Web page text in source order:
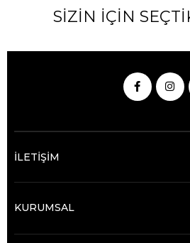
SIZIN İÇIN
İLETİŞİM
KURUMSAL